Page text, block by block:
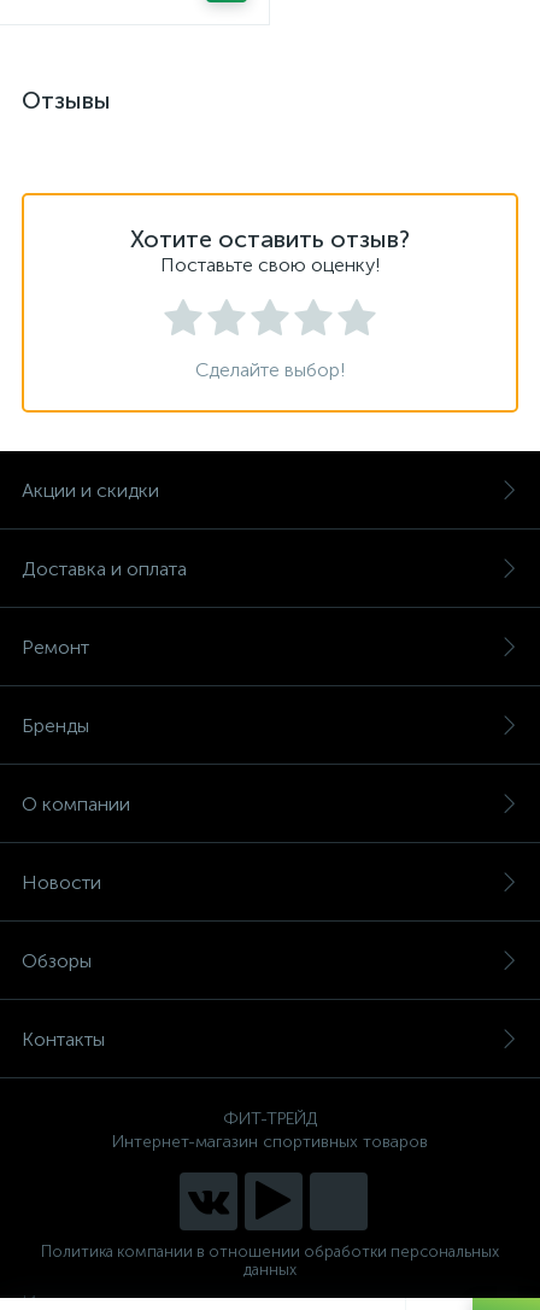
Отзывы
Хотите оставить отзыв?
Поставьте свою оценку!
Сделайте выбор!
Акции и скидки
Доставка и оплата
Ремонт
Бренды
О компании
Новости
Обзоры
Контакты
ФИТ-ТРЕЙД
Интернет-магазин спортивных товаров
Политика компании в отношении обработки персональных
данных
Интернет магазин спортивных тренажеров для дома и